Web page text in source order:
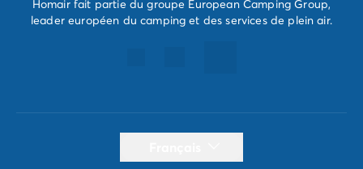
Homair fait partie du groupe European Camping Group,
leader européen du camping et des services de plein air.